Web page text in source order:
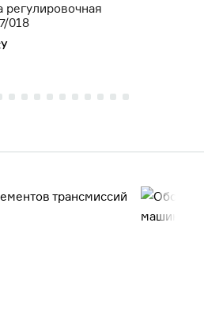
регулировочная
018